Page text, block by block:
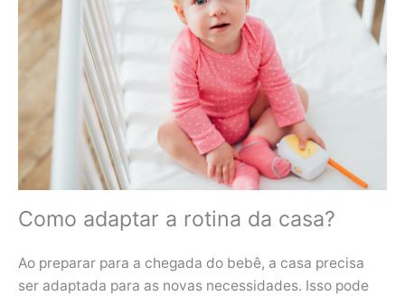
Como adaptar a rotina da casa?
Ao preparar para a chegada do bebê, a casa precisa
ser adaptada para as novas necessidades. Isso pode